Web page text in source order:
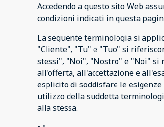
Accedendo a questo sito Web
condizioni indicati in questa
La seguente terminologia si
"Cliente", "Tu" e "Tuo" si
stessi", "Noi", "Nostro" e "Noi" si
all'offerta, all'accettazione e
esplicito di soddisfare le
utilizzo della suddetta
alla stessa.